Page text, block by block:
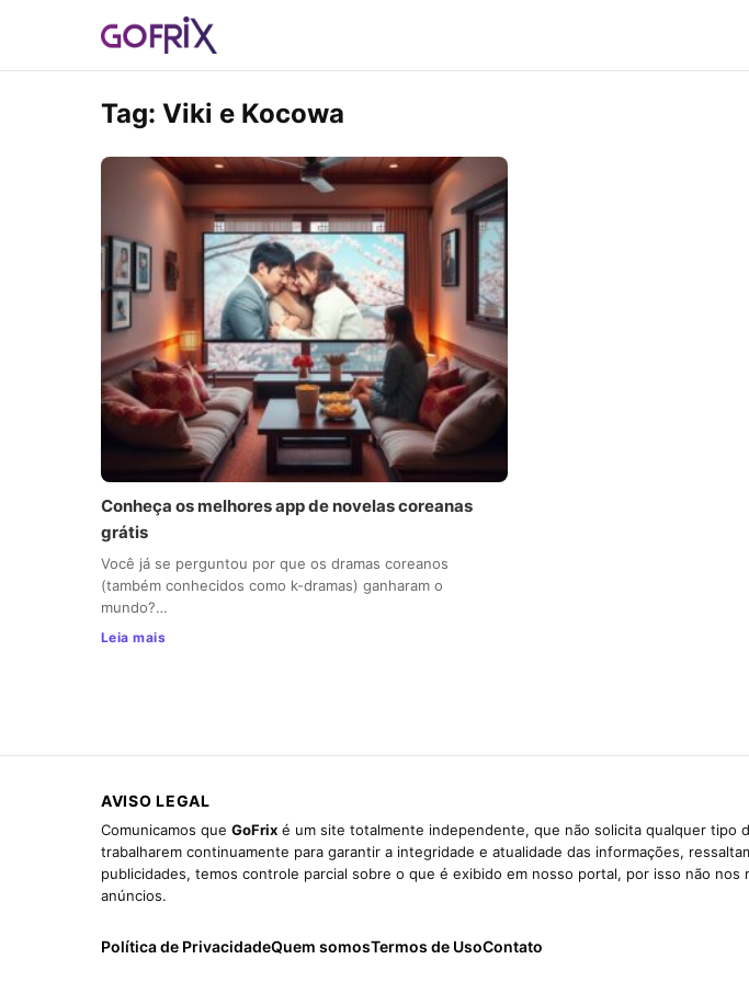
Tag: Viki e Kocowa
Conheça os melhores app de novelas coreanas
grátis
Você já se perguntou por que os dramas coreanos
(também conhecidos como k-dramas) ganharam o
mundo?…
Leia mais
AVISO LEGAL
Comunicamos que GoFrix é um site totalmente independente, que não solicita qualquer tipo
trabalharem continuamente para garantir a integridade e atualidade das informações,
publicidades, temos controle parcial sobre o que é exibido em nosso portal, por isso não
anúncios.
Política de PrivacidadeQuem somosTermos de UsoContato